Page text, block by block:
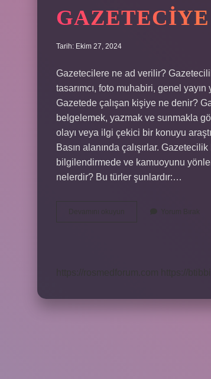
Tarih: Ekim 27, 2024
Gazetecilere ne ad verilir?
tasarımcı, foto muhabiri, genel
Gazetede çalışan kişiye ne denir?
belgelemek, yazmak ve sunmakla
olayı veya ilgi çekici bir konuyu
Basın alanında çalışırlar.
bilgilendirmede ve kamuoyunu
nelerdir? Bu türler şunlardır:…